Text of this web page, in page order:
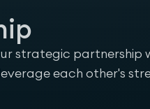
strategic partnership
each other's